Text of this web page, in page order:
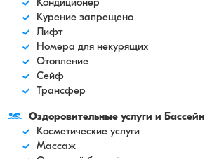
Курение запрещено
Лифт
Номера для некурящих
Отопление
Сейф
Трансфер
Оздоровительные услуги и Бассейн
Косметические услуги
Массаж